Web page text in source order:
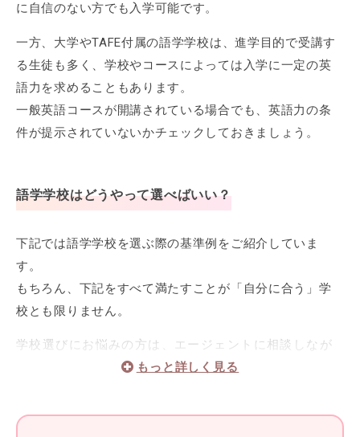
に自信のない方でも入学可能です。
一方、大学やTAFE付属の語学学校は、進学目的で受講す
る生徒も多く、学校やコースによっては入学に一定の英
語力を求めることもあります。
一般英語コースが開講されている場合でも、英語力の条
件が提示されていないかチェックしておきましょう。
語学学校はどうやって選べばいい？
下記では語学学校を選ぶ際の基準例をご紹介していま
す。
もちろん、下記をすべて満たすことが「自分に合う」学
校とも限りません。
学校選びにお悩みの方は、エージェントに相談しなが
ら自分にぴったりの学校を探すのもおすすめですよ。
語学学校選びの基準例